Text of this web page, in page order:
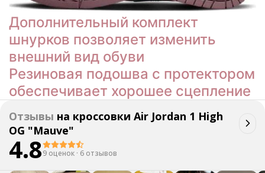
Дополнительный комплект
шнурков позволяет изменить
внешний вид обуви
Резиновая подошва с протектором
обеспечивает хорошее сцепление
Отзывы на кроссовки Air Jordan 1 High
OG "Mauve"
4.89 оценок · 6 отзывов